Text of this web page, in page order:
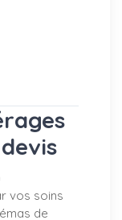
vos soins
de